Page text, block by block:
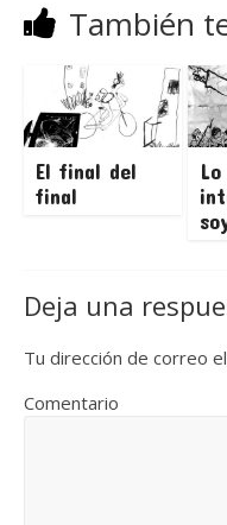
También
El final del
final
Lo
Deja una
Tu dirección de correo
Comentario